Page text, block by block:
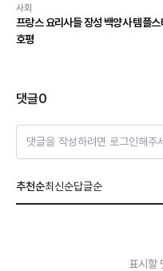
사회
프랑스 요리사들 장성 백양사 템플
호평
댓글0
댓글을 작성하려면 로그인해주
추천순최신순답글순
표시할